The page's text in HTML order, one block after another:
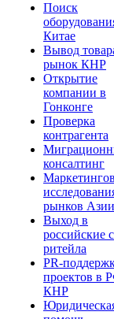
Поиск
Китае
Вывод
рынок КНР
Открытие
компании в
Гонконге
Проверка
контрагента
консалтинг
рынков Азии
Выход в
российские
ритейла
PR-
проектов в
КНР